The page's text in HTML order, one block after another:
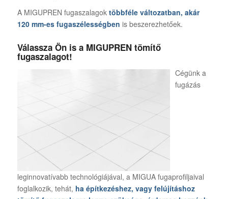
A MIGUPREN fugaszalagok többféle változatban, akár
120 mm-es fugaszélességben is beszerezhetőek.
Válassza Ön is a MIGUPREN tömítő
fugaszalagot!
Cégünk a
fugázás
leginnovatívabb technológiájával, a MIGUA fugaprofiljaival
foglalkozik, tehát, ha építkezéshez, vagy felújításhoz